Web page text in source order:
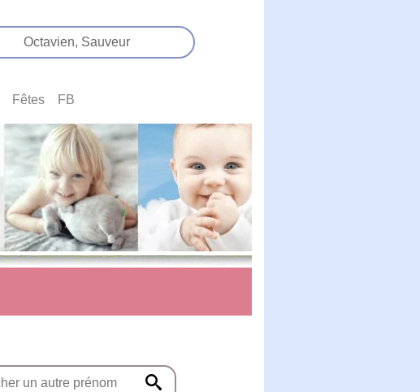
Octavien, Sauveur
Fêtes FB